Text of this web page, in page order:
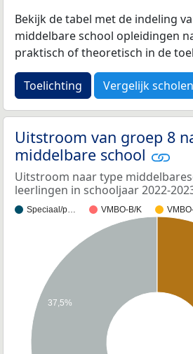
Bekijk de tabel met de indeling
middelbare school opleidingen
praktisch of theoretisch in de
Toelichting Vergelijk scholen
Uitstroom van groep 8
middelbare school
Uitstroom naar type
leerlingen in schooljaar 2022-
Speciaal/p… VMBO-B/K
37,5%